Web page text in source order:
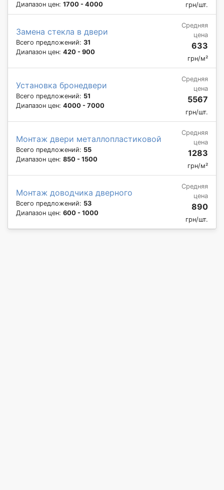
Диапазон цен: 1700 - 4000 грн/шт.
Замена стекла в двери
Всего предложений: 31
Диапазон цен: 420 - 900
Средняя
цена
633
грн/м²
Установка бронедвери
Всего предложений: 51
Диапазон цен: 4000 - 7000
Средняя
цена
5567
грн/шт.
Монтаж двери металлопластиковой
Всего предложений: 55
Диапазон цен: 850 - 1500
Средняя
цена
1283
грн/м²
Монтаж доводчика дверного
Всего предложений: 53
Диапазон цен: 600 - 1000
Средняя
цена
890
грн/шт.